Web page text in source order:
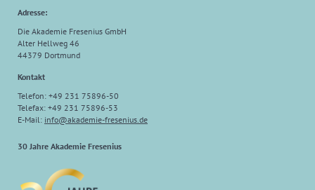
Adresse:
Die Akademie Fresenius GmbH
Alter Hellweg 46
44379 Dortmund
Kontakt
Telefon: +49 231 75896-50
Telefax: +49 231 75896-53
E-Mail: info@akademie-fresenius.de
30 Jahre Akademie Fresenius